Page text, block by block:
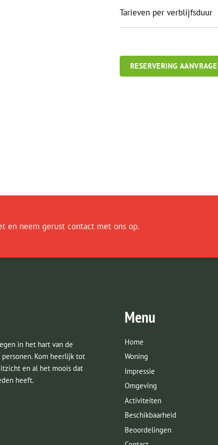
Tarieven per verblijfsduur
RESERVERING
en neem gerust contact met ons op.
in het hart van de
Kom heerlijk tot
en al het moois dat
heeft.
Menu
Home
Woning
Impressie
Omgeving
Activiteiten
Beschikbaarheid
Beoordelingen